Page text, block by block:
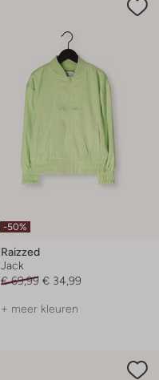
-50%
Raizzed
Jack
€ 69,99 € 34,99
+ meer kleuren